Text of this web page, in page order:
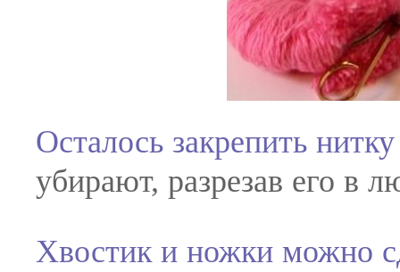
Осталось закрепить
убирают, разрезав его в
Хвостик и ножки можно